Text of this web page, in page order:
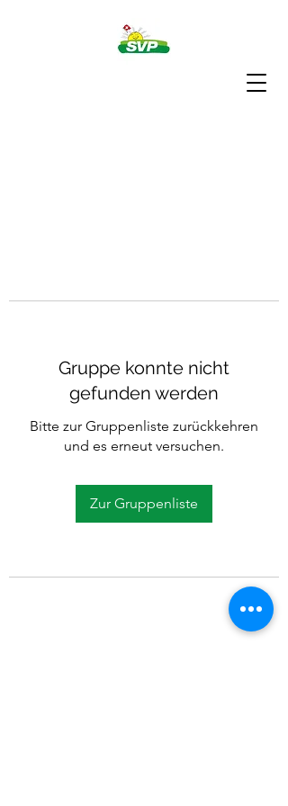
Gruppe konnte nicht
gefunden werden
Bitte zur Gruppenliste zurückkehren
und es erneut versuchen.
Zur Gruppenliste